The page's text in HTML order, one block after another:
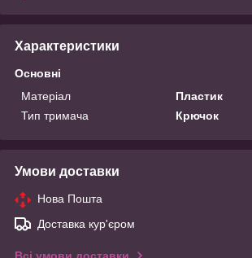
Характеристики
Основні
Матеріал
Пластик
Тип тримача
Крючок
Умови доставки
Нова Пошта
Доставка кур'єром
Всі умови доставки